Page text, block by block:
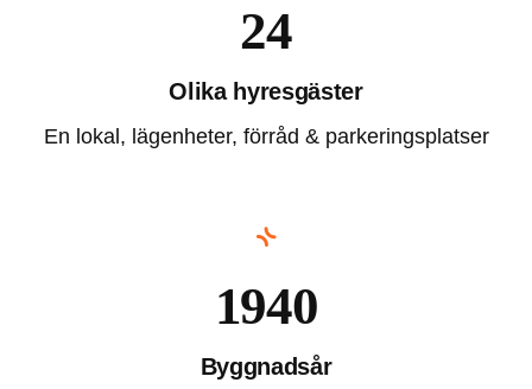
24
Olika hyresgäster
En lokal, lägenheter, förråd & parkeringsplatser
1940
Byggnadsår